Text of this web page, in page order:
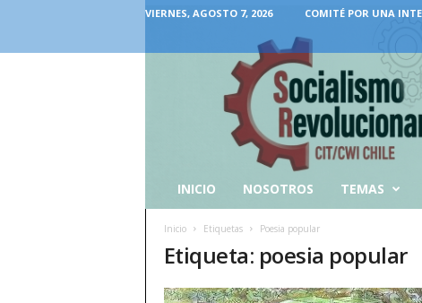
VIERNES, AGOSTO 7, 2026 COMITÉ POR UNA
INICIO NOSOTROS TEMAS
Inicio Etiquetas Poesia popular
Etiqueta: poesia popular